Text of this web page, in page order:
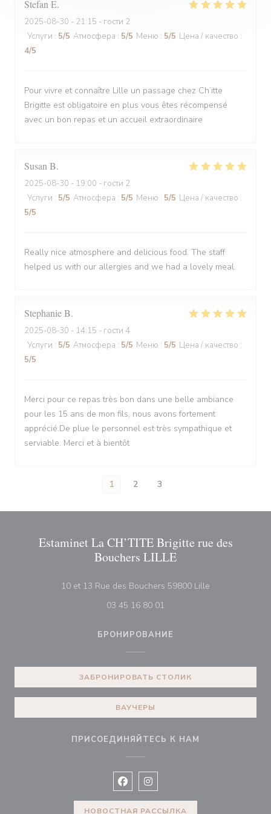
Stefan E
2025-08-30 - 21:15 - гости 2
Услуги : 5/5 Атмосфера : 5/5 Меню : 5/5 Цена / качество :
4/5
Pour vivre et connaître Lille un passage chez Ch’itte
Brigitte est obligatoire en plus vous êtes récompensé
avec un bon repas et un accueil extraordinaire
Susan B
2025-08-30 - 19:00 - гости 2
Услуги : 5/5 Атмосфера : 5/5 Меню : 5/5 Цена / качество :
5/5
Really nice atmosphere and delicious food. The staff
helped us with our allergies and we had a lovely meal.
StephanieB
2025-08-30 - 14:15 - гости 4
Услуги : 5/5 Атмосфера : 5/5 Меню : 5/5 Цена / качество :
5/5
Merci pour ce repas très bon dans une belle ambiance
pour les 15 ans de mon fils, nous avons fortement
apprécié.De plue le personnel est très sympathique et
serviable. Merci et à bientôt
1 2 3
Estaminet La CH’TITE Brigitte rue des
Bouchers LILLE
10 et 13 Rue des Bouchers 59800 Lille
03 45 16 80 01
БРОНИРОВАНИЕ
ЗАБРОНИРОВАТЬ СТОЛИК
ВАУЧЕРЫ
ПРИСОЕДИНЯЙТЕСЬ К НАМ
Facebook ((открывается в новом
Instagram ((открывается в
НОВОСТНАЯ РАССЫЛКА